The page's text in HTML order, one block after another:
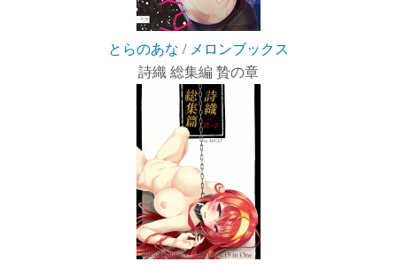
とらのあな / メロンブックス
詩織 総集編 贄の章